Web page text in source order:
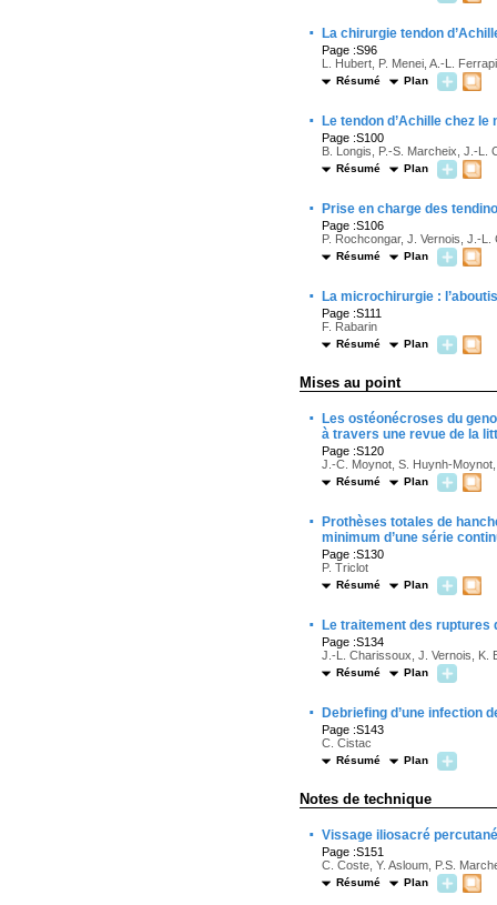
· La chirurgie tendon
Page :S96
L. Hubert, P. Menei, A.-L.
Résumé Plan
· Le tendon d’Achille chez
Page :S100
B. Longis, P.-S. Marcheix, J.-L.
Résumé Plan
· Prise en charge des
Page :S106
P. Rochcongar, J. Vernois, J.-L.
Résumé Plan
· La microchirurgie :
Page :S111
F. Rabarin
Résumé Plan
Mises au point
·
Les ostéonécroses du
à travers une revue de la
Page :S120
J.-C. Moynot, S. Huynh-
Résumé Plan
·
Prothèses totales de
minimum d’une série
Page :S130
P. Triclot
Résumé Plan
· Le traitement des ruptures
Page :S134
J.-L. Charissoux, J. Vernois, K.
Résumé Plan
· Debriefing d’une infection
Page :S143
C. Cistac
Résumé Plan
Notes de technique
· Vissage iliosacré
Page :S151
C. Coste, Y. Asloum, P.S.
Résumé Plan